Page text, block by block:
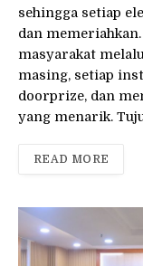
sehingga setiap
dan
masyarakat
masing, setiap
doorprize, dan
yang menarik.
READ MORE